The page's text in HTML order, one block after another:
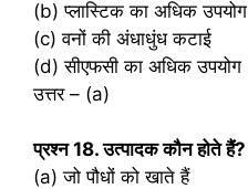
(b) प्लास्टिक का अधिक उपयोग
(c) वनों की अंधाधुंध कटाई
(d) सीएफसी का अधिक उपयोग
उत्तर – (a)
प्रश्‍न 18. उत्पादक कौन होते हैं?
(a) जो पौधों को खाते हैं